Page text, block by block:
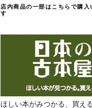
店内商品の一部はこちらで購入
す
ほしい本がみつかる、買え